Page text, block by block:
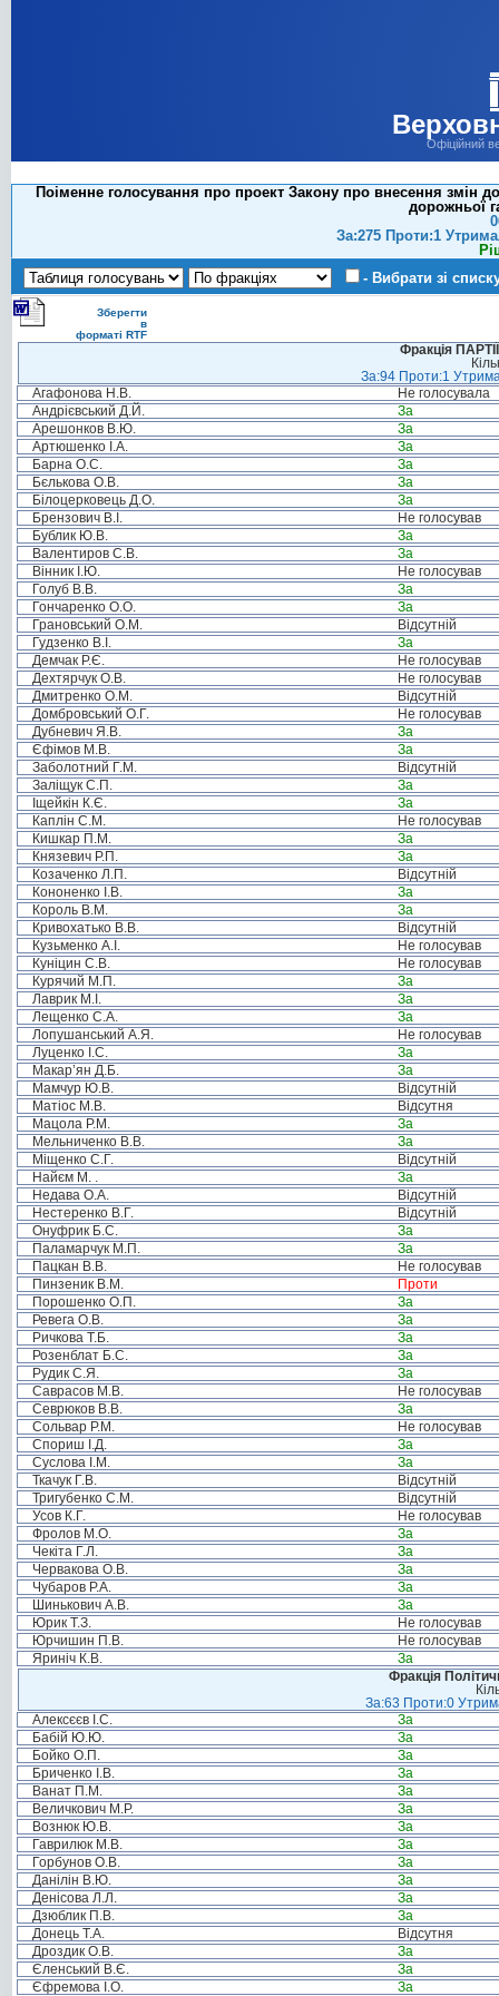
Офіційний
Поіменне голосування про проект Закону про внесення змін
дорожньої
За:275 Проти:1
- Вибрати зі
Зберегти
в
форматі RTF
Фракція
За:94 Проти:1
Агафонова Н.В.
Не голосувала
Андрієвський Д.Й.
За
Арешонков В.Ю.
За
Артюшенко І.А.
За
Барна О.С.
За
Бєлькова О.В.
За
Білоцерковець Д.О.
За
Брензович В.І.
Не голосував
Бублик Ю.В.
За
Валентиров С.В.
За
Вінник І.Ю.
Не голосував
Голуб В.В.
За
Гончаренко О.О.
За
Грановський О.М.
Відсутній
Гудзенко В.І.
За
Демчак Р.Є.
Не голосував
Дехтярчук О.В.
Не голосував
Дмитренко О.М.
Відсутній
Домбровський О.Г.
Не голосував
Дубневич Я.В.
За
Єфімов М.В.
За
Заболотний Г.М.
Відсутній
Заліщук С.П.
За
Іщейкін К.Є.
За
Каплін С.М.
Не голосував
Кишкар П.М.
За
Князевич Р.П.
За
Козаченко Л.П.
Відсутній
Кононенко І.В.
За
Король В.М.
За
Кривохатько В.В.
Відсутній
Кузьменко А.І.
Не голосував
Куніцин С.В.
Не голосував
Курячий М.П.
За
Лаврик М.І.
За
Лещенко С.А.
За
Лопушанський А.Я.
Не голосував
Луценко І.С.
За
Макар’ян Д.Б.
За
Мамчур Ю.В.
Відсутній
Матіос М.В.
Відсутня
Мацола Р.М.
За
Мельниченко В.В.
За
Міщенко С.Г.
Відсутній
Найєм М. .
За
Недава О.А.
Відсутній
Нестеренко В.Г.
Відсутній
Онуфрик Б.С.
За
Паламарчук М.П.
За
Пацкан В.В.
Не голосував
Пинзеник В.М.
Проти
Порошенко О.П.
За
Ревега О.В.
За
Ричкова Т.Б.
За
Розенблат Б.С.
За
Рудик С.Я.
За
Саврасов М.В.
Не голосував
Севрюков В.В.
За
Сольвар Р.М.
Не голосував
Спориш І.Д.
За
Суслова І.М.
За
Ткачук Г.В.
Відсутній
Тригубенко С.М.
Відсутній
Усов К.Г.
Не голосував
Фролов М.О.
За
Чекіта Г.Л.
За
Червакова О.В.
За
Чубаров Р.А.
За
Шинькович А.В.
За
Юрик Т.З.
Не голосував
Юрчишин П.В.
Не голосував
Яриніч К.В.
За
Фракція
За:63 Проти:0
Алексєєв І.С.
За
Бабій Ю.Ю.
За
Бойко О.П.
За
Бриченко І.В.
За
Ванат П.М.
За
Величкович М.Р.
За
Вознюк Ю.В.
За
Гаврилюк М.В.
За
Горбунов О.В.
За
Данілін В.Ю.
За
Денісова Л.Л.
За
Дзюблик П.В.
За
Донець Т.А.
Відсутня
Дроздик О.В.
За
Єленський В.Є.
За
Єфремова І.О.
За